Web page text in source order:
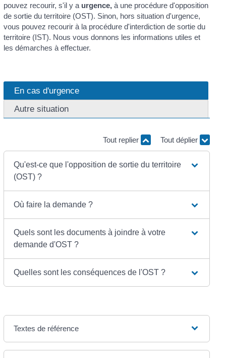
pouvez recourir, s'il y a urgence,à une procédure d'opposition
de sortie du territoire (OST). Sinon, hors situation d'urgence,
vous pouvez recourir à la procédure d'interdiction de sortie du
territoire (IST). Nous vous donnons les informations utiles et
les démarches à effectuer.
En cas d'urgence
Autre situation
Tout replier Tout déplier
Qu'est-ce que l'opposition de sortie du territoire
(OST) ?
Où faire la demande ?
Quels sont les documents à joindre à votre
demande d'OST ?
Quelles sont les conséquences de l'OST ?
Textes de référence